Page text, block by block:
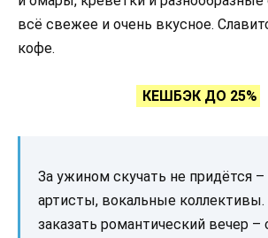
всё свежее и очень вкусное.
кофе.
КЕШБЭК ДО 25%
За ужином скучать не придётся
артисты, вокальные
заказать романтический вечер